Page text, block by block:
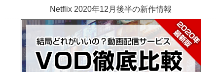
Netflix 2020年12月後半の新作情報